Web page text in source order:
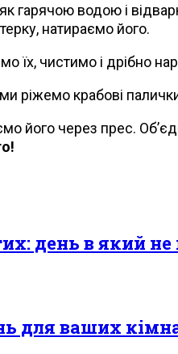
гарячою водою і
натираємо його.
їх, чистимо і дрібно
крабові
його через прес.
день в який
для ваших